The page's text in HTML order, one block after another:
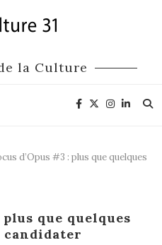
la Culture
d’Opus #3 : plus que quelques
plus que quelques